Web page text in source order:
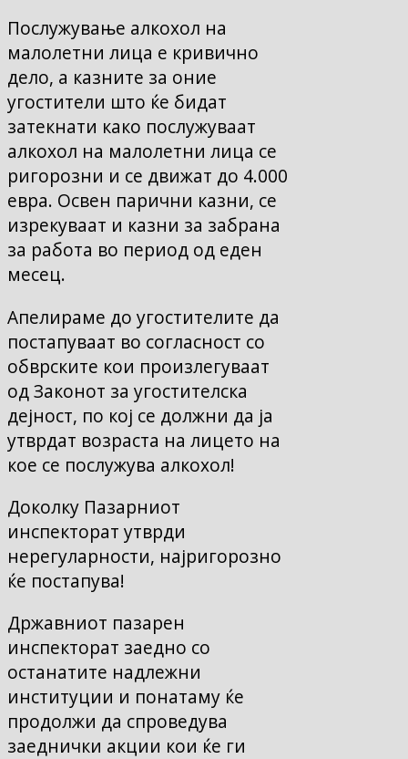
Послужување алкохол на
малолетни лица е кривично
дело, а казните за оние
угостители што ќе бидат
затекнати како послужуваат
алкохол на малолетни лица се
ригорозни и се движат до 4.000
евра. Освен парични казни, се
изрекуваат и казни за забрана
за работа во период од еден
месец.
Апелираме до угостителите да
постапуваат во согласност со
обврските кои произлегуваат
од Законот за угостителска
дејност, по кој се должни да ја
утврдат возраста на лицето на
кое се послужува алкохол!
Доколку Пазарниот
инспекторат утврди
нерегуларности, најригорозно
ќе постапува!
Државниот пазарен
инспекторат заедно со
останатите надлежни
институции и понатаму ќе
продолжи да спроведува
заеднички акции кои ќе ги